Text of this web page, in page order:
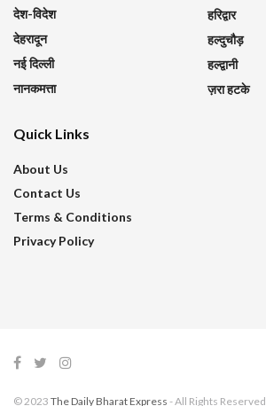
देश-विदेश
देहरादून
नई दिल्ली
नानकमत्ता
हरिद्वार
हल्दुचौड़
हल्द्वानी
ज़रा हटके
Quick Links
About Us
Contact Us
Terms & Conditions
Privacy Policy
© 2023 The Daily Bharat Express - All Rights Reserved